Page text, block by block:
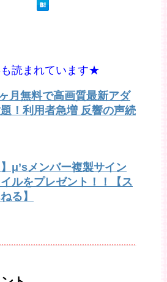
読まれています★
月無料で高画質最新アダ
！利用者急増 反響の声続
】μ’sメンバー複製サイン
ルをプレゼント！！【ス
る】